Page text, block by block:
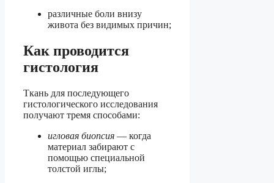
различные боли внизу
живота без видимых причин;
Как проводится
гистология
Ткань для последующего
гистологического исследования
получают тремя способами:
игловая биопсия — когда
материал забирают с
помощью специальной
толстой иглы;